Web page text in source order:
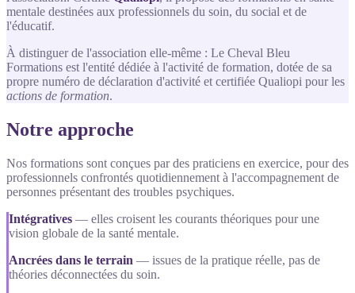
mentale destinées aux professionnels du soin, du social et de
l'éducatif.
À distinguer de l'association elle-même : Le Cheval Bleu
Formations est l'entité dédiée à l'activité de formation, dotée de sa
propre numéro de déclaration d'activité et certifiée Qualiopi pour les
actions de formation.
Notre approche
Nos formations sont conçues par des praticiens en exercice, pour des
professionnels confrontés quotidiennement à l'accompagnement de
personnes présentant des troubles psychiques.
Intégratives — elles croisent les courants théoriques pour une
vision globale de la santé mentale.
Ancrées dans le terrain — issues de la pratique réelle, pas de
théories déconnectées du soin.